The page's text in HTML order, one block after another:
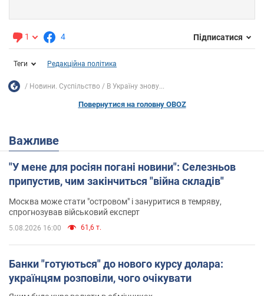
1 4 Підписатися
Теги Редакційна політика
Новини. Суспільство В Україну знову...
Повернутися на головну OBOZ
Важливе
"У мене для росіян погані новини": Селезньов
припустив, чим закінчиться "війна складів"
Москва може стати "островом" і зануритися в темряву,
спрогнозував військовий експерт
5.08.2026 16:00 61,6 т.
Банки "готуються" до нового курсу долара:
українцям розповіли, чого очікувати